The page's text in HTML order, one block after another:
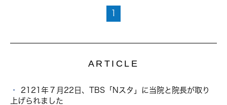
1
ARTICLE
2121年７月22日、TBS「Nスタ」に当院と院長が取り
上げられました